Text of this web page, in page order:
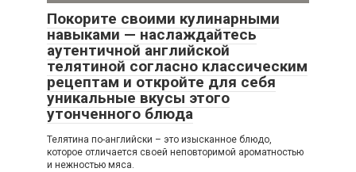
Покорите своими кулинарными
навыками — наслаждайтесь
аутентичной английской
телятиной согласно классическим
рецептам и откройте для себя
уникальные вкусы этого
утонченного блюда
Телятина по-английски – это изысканное блюдо,
которое отличается своей неповторимой ароматностью
и нежностью мяса.